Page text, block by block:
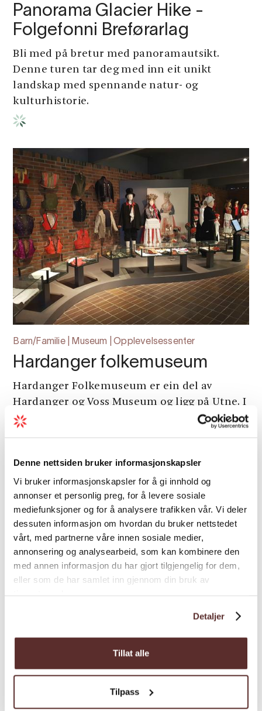
Denne nettsiden bruker informasjonskapsler
Vi bruker informasjonskapsler for å gi innhold og
annonser et personlig preg, for å levere sosiale
mediefunksjoner og for å analysere trafikken vår. Vi deler
dessuten informasjon om hvordan du bruker nettstedet
vårt, med partnerne våre innen sosiale medier,
annonsering og analysearbeid, som kan kombinere den
med annen informasjon du har gjort tilgjengelig for dem,
eller som de har samlet inn gjennom din bruk av
Detaljer
Tillat alle
Tilpass
Panorama Glacier Hike -
Folgefonni Breførarlag
Bli med på bretur med panoramautsikt.
Denne turen tar deg med inn eit unikt
landskap med spennande natur- og
kulturhistorie.
Barn/Familie | Museum | Opplevelsessenter
Hardanger folkemuseum
Hardanger Folkemuseum er ein del av
Hardanger og Voss Museum og ligg på Utne. I
hovudbygget kan du sjå utstillingar av
med historis...
Barn/familie | Turforslag | Turstier